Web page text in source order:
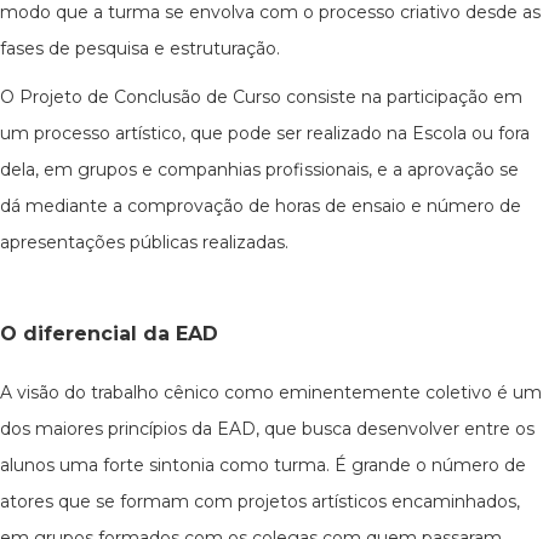
modo que a turma se envolva com o processo criativo desde as
fases de pesquisa e estruturação.
O Projeto de Conclusão de Curso consiste na participação em
um processo artístico, que pode ser realizado na Escola ou fora
dela, em grupos e companhias profissionais, e a aprovação se
dá mediante a comprovação de horas de ensaio e número de
apresentações públicas realizadas.
O diferencial da EAD
A visão do trabalho cênico como eminentemente coletivo é um
dos maiores princípios da EAD, que busca desenvolver entre os
alunos uma forte sintonia como turma. É grande o número de
atores que se formam com projetos artísticos encaminhados,